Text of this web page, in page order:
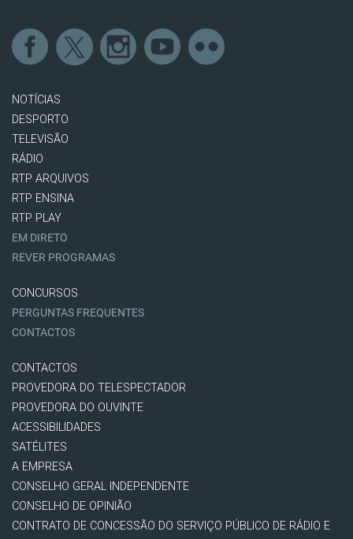
NOTÍCIAS
DESPORTO
TELEVISÃO
RÁDIO
RTP ARQUIVOS
RTP ENSINA
RTP PLAY
EM DIRETO
REVER PROGRAMAS
CONCURSOS
PERGUNTAS FREQUENTES
CONTACTOS
CONTACTOS
PROVEDORA DO TELESPECTADOR
PROVEDORA DO OUVINTE
ACESSIBILIDADES
SATÉLITES
A EMPRESA
CONSELHO GERAL INDEPENDENTE
CONSELHO DE OPINIÃO
CONTRATO DE CONCESSÃO DO SERVIÇO PÚBLICO DE RÁDIO E